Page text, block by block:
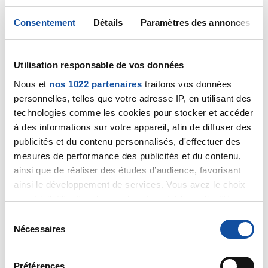
Consentement Détails Paramètres des annonces
Utilisation responsable de vos données
Nous et nos 1022 partenaires traitons vos données
personnelles, telles que votre adresse IP, en utilisant des
technologies comme les cookies pour stocker et accéder
à des informations sur votre appareil, afin de diffuser des
publicités et du contenu personnalisés, d'effectuer des
mesures de performance des publicités et du contenu,
ainsi que de réaliser des études d’audience, favorisant
ainsi le développement de services. Vous avez le choix
quant à l'utilisation de vos données et à leurs finalités.
tout moment en consultant la Déclaration relative aux
cookies ou en cliquant sur l'icône de confidentialité.
Nécessaires
Préférences
fin mai pour un cancer gleason 9 d'emblée métastasé
aux os.
d'hormonothérapie (1 comprimé par jour de casodex +
Pour le moment, il dit ne pas avoir de douleurs
osseuses.
Nous sommes dans l'attente d'un 2e avis concernant
le traitement.
A l'annonce du diagnostic, j'ai regardé sur internet,
maintenant, j'évite car les statistiques sont très
anxiogènes et chacun réagit différemment aux
traitements.
Merci encore pour votre témoignage positif.
Citer